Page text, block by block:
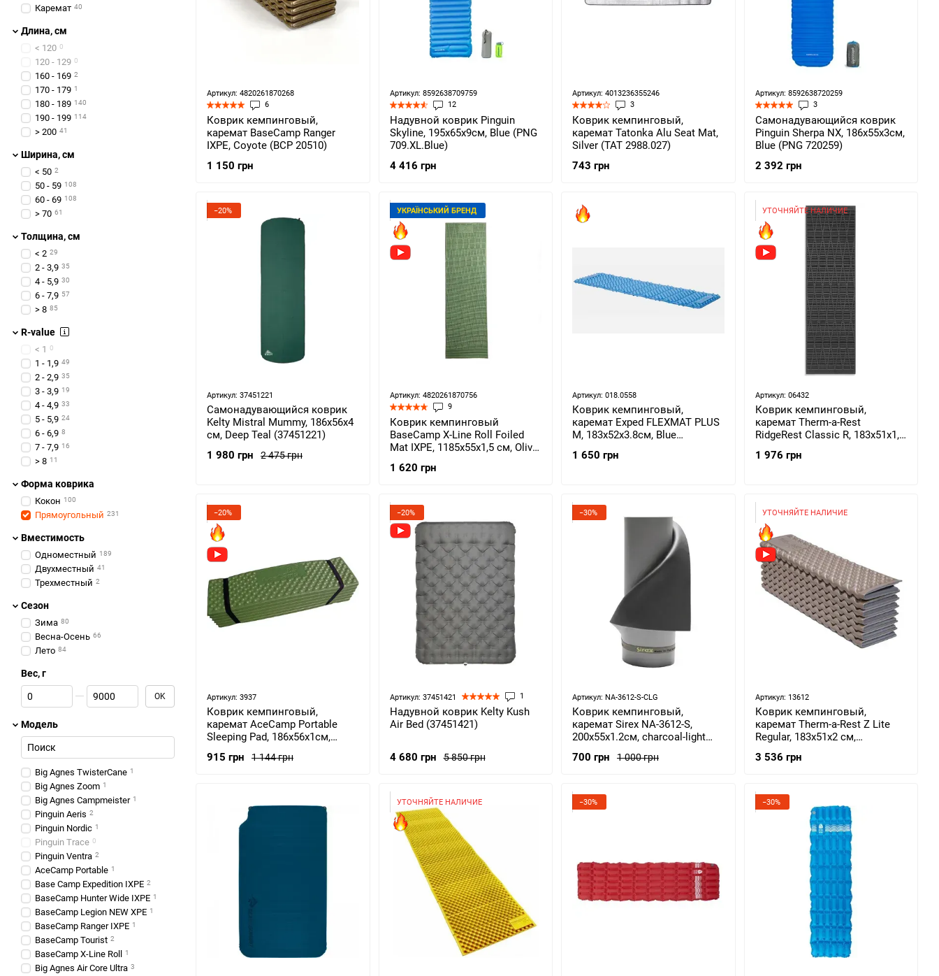
Артикул: 4820261870268
6
Коврик кемпинговый,
каремат BaseCamp Ranger
IXPE, Coyote (BCP 20510)
1 150 грн
Артикул: 8592638709759
12
Надувной коврик Pinguin
Skyline, 195х65х9см, Blue (PNG
709.XL.Blue)
4 416 грн
Артикул: 4013236355246
3
Коврик кемпинговый,
каремат Tatonka Alu Seat Mat,
Silver (TAT 2988.027)
743 грн
Артикул: 8592638720259
3
Самонадувающийся коврик
Pinguin Sherpa NX, 186x55x3см,
Blue (PNG 720259)
2 392 грн
−20%
Артикул: 37451221
Самонадувающийся коврик
Kelty Mistral Mummy, 186х56х4
см, Deep Teal (37451221)
2 475 грн
1 980 грн
УКРАЇНСЬКИЙ БРЕНД
Артикул: 4820261870756
9
Коврик кемпинговый
BaseCamp X-Line Roll Foiled
Mat IXPE, 1185х55х1,5 см, Olive
1 620 грн
Артикул: 018.0558
Коврик кемпинговый,
каремат Exped FLEXMAT PLUS
M, 183х52х3.8см, Blue
1 650 грн
УТОЧНЯЙТЕ НАЛИЧИЕ
Артикул: 06432
Коврик кемпинговый,
каремат Therm-a-Rest
RidgeRest Classic R, 183х51х1,5
1 976 грн
−20%
Артикул: 3937
Коврик кемпинговый,
каремат AceCamp Portable
Sleeping Pad, 186х56х1см,
1 144 грн
915 грн
−20%
Артикул: 37451421 1
Надувной коврик Kelty Kush
Air Bed (37451421)
5 850 грн
4 680 грн
−30%
Артикул: NA-3612-S-CLG
Коврик кемпинговый,
каремат Sirex NA-3612-S,
200x55x1.2см, charcoal-light
1 000 грн
700 грн
УТОЧНЯЙТЕ НАЛИЧИЕ
Артикул: 13612
Коврик кемпинговый,
каремат Therm-a-Rest Z Lite
Regular, 183х51х2 см,
(0040818136126)
3 536 грн
УТОЧНЯЙТЕ НАЛИЧИЕ −30% −30%
Каремат 40
Длина, см
< 120 0
120 - 129 0
160 - 169 2
170 - 179 1
180 - 189 140
190 - 199 114
> 200 41
Ширина, см
< 50 2
50 - 59 108
60 - 69 108
> 70 61
Толщина, см
< 2 29
2 - 3,9 35
4 - 5,9 30
6 - 7,9 57
> 8 85
R-value
< 1 0
1 - 1,9 49
2 - 2,9 35
3 - 3,9 19
4 - 4,9 33
5 - 5,9 24
6 - 6,9 8
7 - 7,9 16
> 8 11
Форма коврика
Кокон 100
Прямоугольный 231
Вместимость
Одноместный 189
Двухместный 41
Трехместный 2
Сезон
Зима 80
Весна-Осень 66
Лето 84
Вес, г
От Вес, г
До Вес, г OK
Модель
Big Agnes TwisterCane 1
Big Agnes Zoom 1
Big Agnes Campmeister 1
Pinguin Aeris 2
Pinguin Nordic 1
Pinguin Trace 0
Pinguin Ventra 2
AceCamp Portable 1
Base Camp Expedition IXPE 2
BaseCamp Hunter Wide IXPE 1
BaseCamp Legion NEW XPE 1
BaseCamp Ranger IXPE 1
BaseCamp Tourist 2
BaseCamp X-Line Roll 1
Big Agnes Air Core Ultra 3